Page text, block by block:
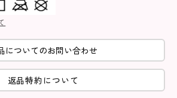
についてのお問い合わせ
返品特約について